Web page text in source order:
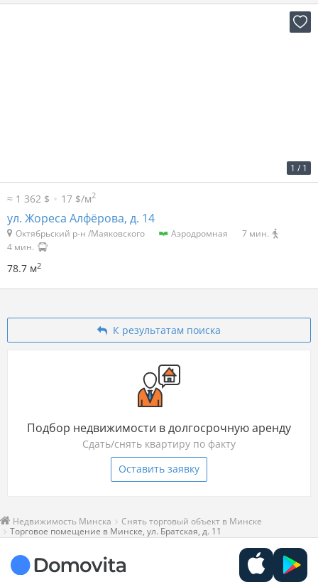
1 / 1
≈ 1 362 $ 17 $/м2
ул. Жореса Алфёрова, д. 14
Октябрьский р-н /Маяковского Аэродромная
7 мин.
4 мин.
78.7 м2
К результатам поиска
Подбор недвижимости в долгосрочную аренду
Сдать/снять квартиру по факту
Оставить заявку
Недвижимость Минска
Снять торговый объект в Минске
Торговое помещение в Минске, ул. Братская, д. 11